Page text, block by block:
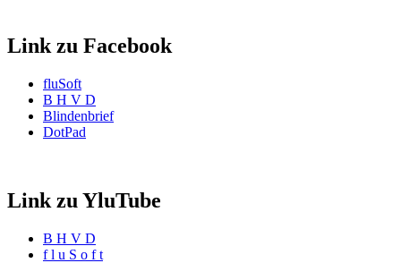
Link zu Facebook
fluSoft
B H V D
Blindenbrief
DotPad
Link zu YluTube
B H V D
f l u S o f t